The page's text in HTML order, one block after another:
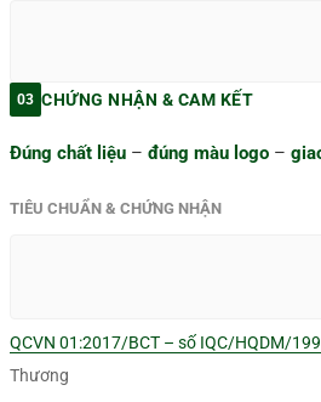
03 CHỨNG NHẬN & CAM KẾT
Đúng chất liệu – đúng màu logo –
TIÊU CHUẨN & CHỨNG NHẬN
QCVN 01:2017/BCT – số IQC/HQDM/
Thương